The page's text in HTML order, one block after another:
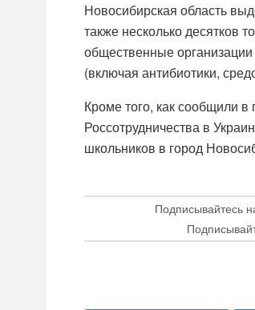
Новосибирская область
также несколько десятков
общественные
(включая антибиотики,
Кроме того, как сообщили
Россотрудничества в
школьников в город
Подписывайтесь